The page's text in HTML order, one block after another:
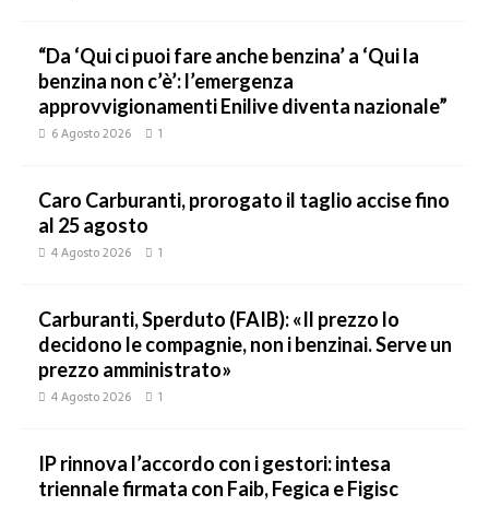
“Da ‘Qui ci puoi fare anche benzina’ a ‘Qui la
benzina non c’è’: l’emergenza
approvvigionamenti Enilive diventa nazionale”
6 Agosto 2026 1
Caro Carburanti, prorogato il taglio accise fino
al 25 agosto
4 Agosto 2026 1
Carburanti, Sperduto (FAIB): «Il prezzo lo
decidono le compagnie, non i benzinai. Serve un
prezzo amministrato»
4 Agosto 2026 1
IP rinnova l’accordo con i gestori: intesa
triennale firmata con Faib, Fegica e Figisc